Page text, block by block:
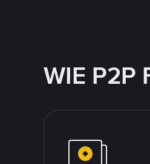
WIE P2P